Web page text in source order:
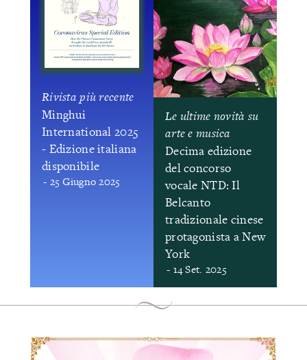
Rivista più recente
Minghui
International 2025
- Edizione italiana
disponibile
- 25 Giugno 2025
Le ultime novità su
arte e musica
Decima edizione
del concorso
vocale NTD: Il
Belcanto
tradizionale cinese
protagonista a New
York
- 14 Set. 2025